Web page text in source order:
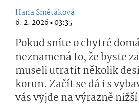
Hana Smětáková
6. 2. 2026 ▪ 03:35
Pokud sníte o chytré
neznamená to, že byste
museli utratit několik
korun. Začít se dá i s
vás vyjde na výrazně